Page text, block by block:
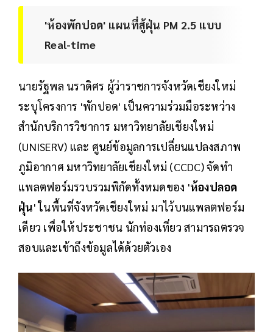
'ห้องพักปอด' แผนที่สู้ฝุ่น PM 2.5 แบบ
Real-time
นายรัฐพล นราดิศร ผู้ว่าราชการจังหวัดเชียงใหม่
ระบุโครงการ 'พักปอด' เป็นความร่วมมือระหว่าง
สำนักบริการวิชาการ มหาวิทยาลัยเชียงใหม่
(UNISERV) และ ศูนย์ข้อมูลการเปลี่ยนแปลงสภาพ
ภูมิอากาศ มหาวิทยาลัยเชียงใหม่ (CCDC) จัดทำ
แพลตฟอร์มรวบรวมพิกัดทั้งหมดของ 'ห้องปลอด
ฝุ่น' ในพื้นที่จังหวัดเชียงใหม่ มาไว้บนแพลตฟอร์ม
เดียว เพื่อให้ประชาชน นักท่องเที่ยว สามารถตรวจ
สอบและเข้าถึงข้อมูลได้ด้วยตัวเอง